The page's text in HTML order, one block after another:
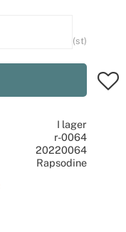
st
I lager
r-0064
20220064
Rapsodine